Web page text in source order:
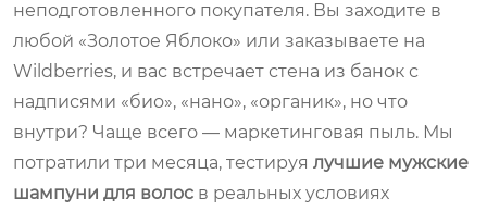
неподготовленного покупателя. Вы заходите в
любой «Золотое Яблоко» или заказываете на
Wildberries, и вас встречает стена из банок с
надписями «био», «нано», «органик», но что
внутри? Чаще всего — маркетинговая пыль. Мы
потратили три месяца, тестируя лучшие мужские
шампуни для волос в реальных условиях